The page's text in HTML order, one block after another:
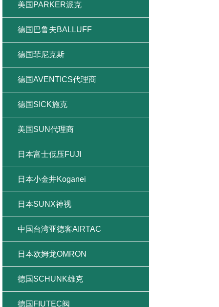
美国PARKER派克
德国巴鲁夫BALLUFF
德国菲尼克斯
德国AVENTICS代理商
德国SICK施克
美国SUN代理商
日本富士低压FUJI
日本小金井Koganei
日本SUNX神视
中国台湾亚德客AIRTAC
日本欧姆龙OMRON
德国SCHUNK雄克
德国FIUTEC阀